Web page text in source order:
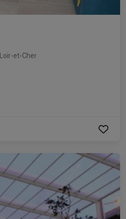
Loir-et-Cher